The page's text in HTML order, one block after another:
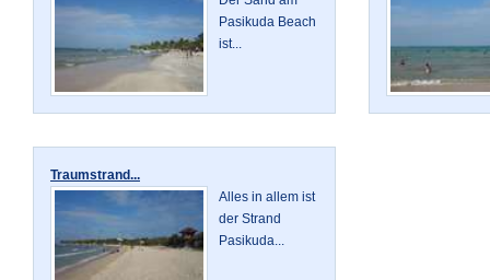
Pasikuda Beach
ist...
Traumstrand...
Alles in allem ist
der Strand
Pasikuda...